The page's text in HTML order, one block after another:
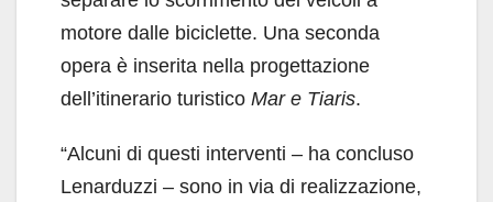
motore dalle biciclette. Una seconda
opera è inserita nella progettazione
dell’itinerario turistico Mar e Tiaris.
“Alcuni di questi interventi – ha concluso
Lenarduzzi – sono in via di realizzazione,